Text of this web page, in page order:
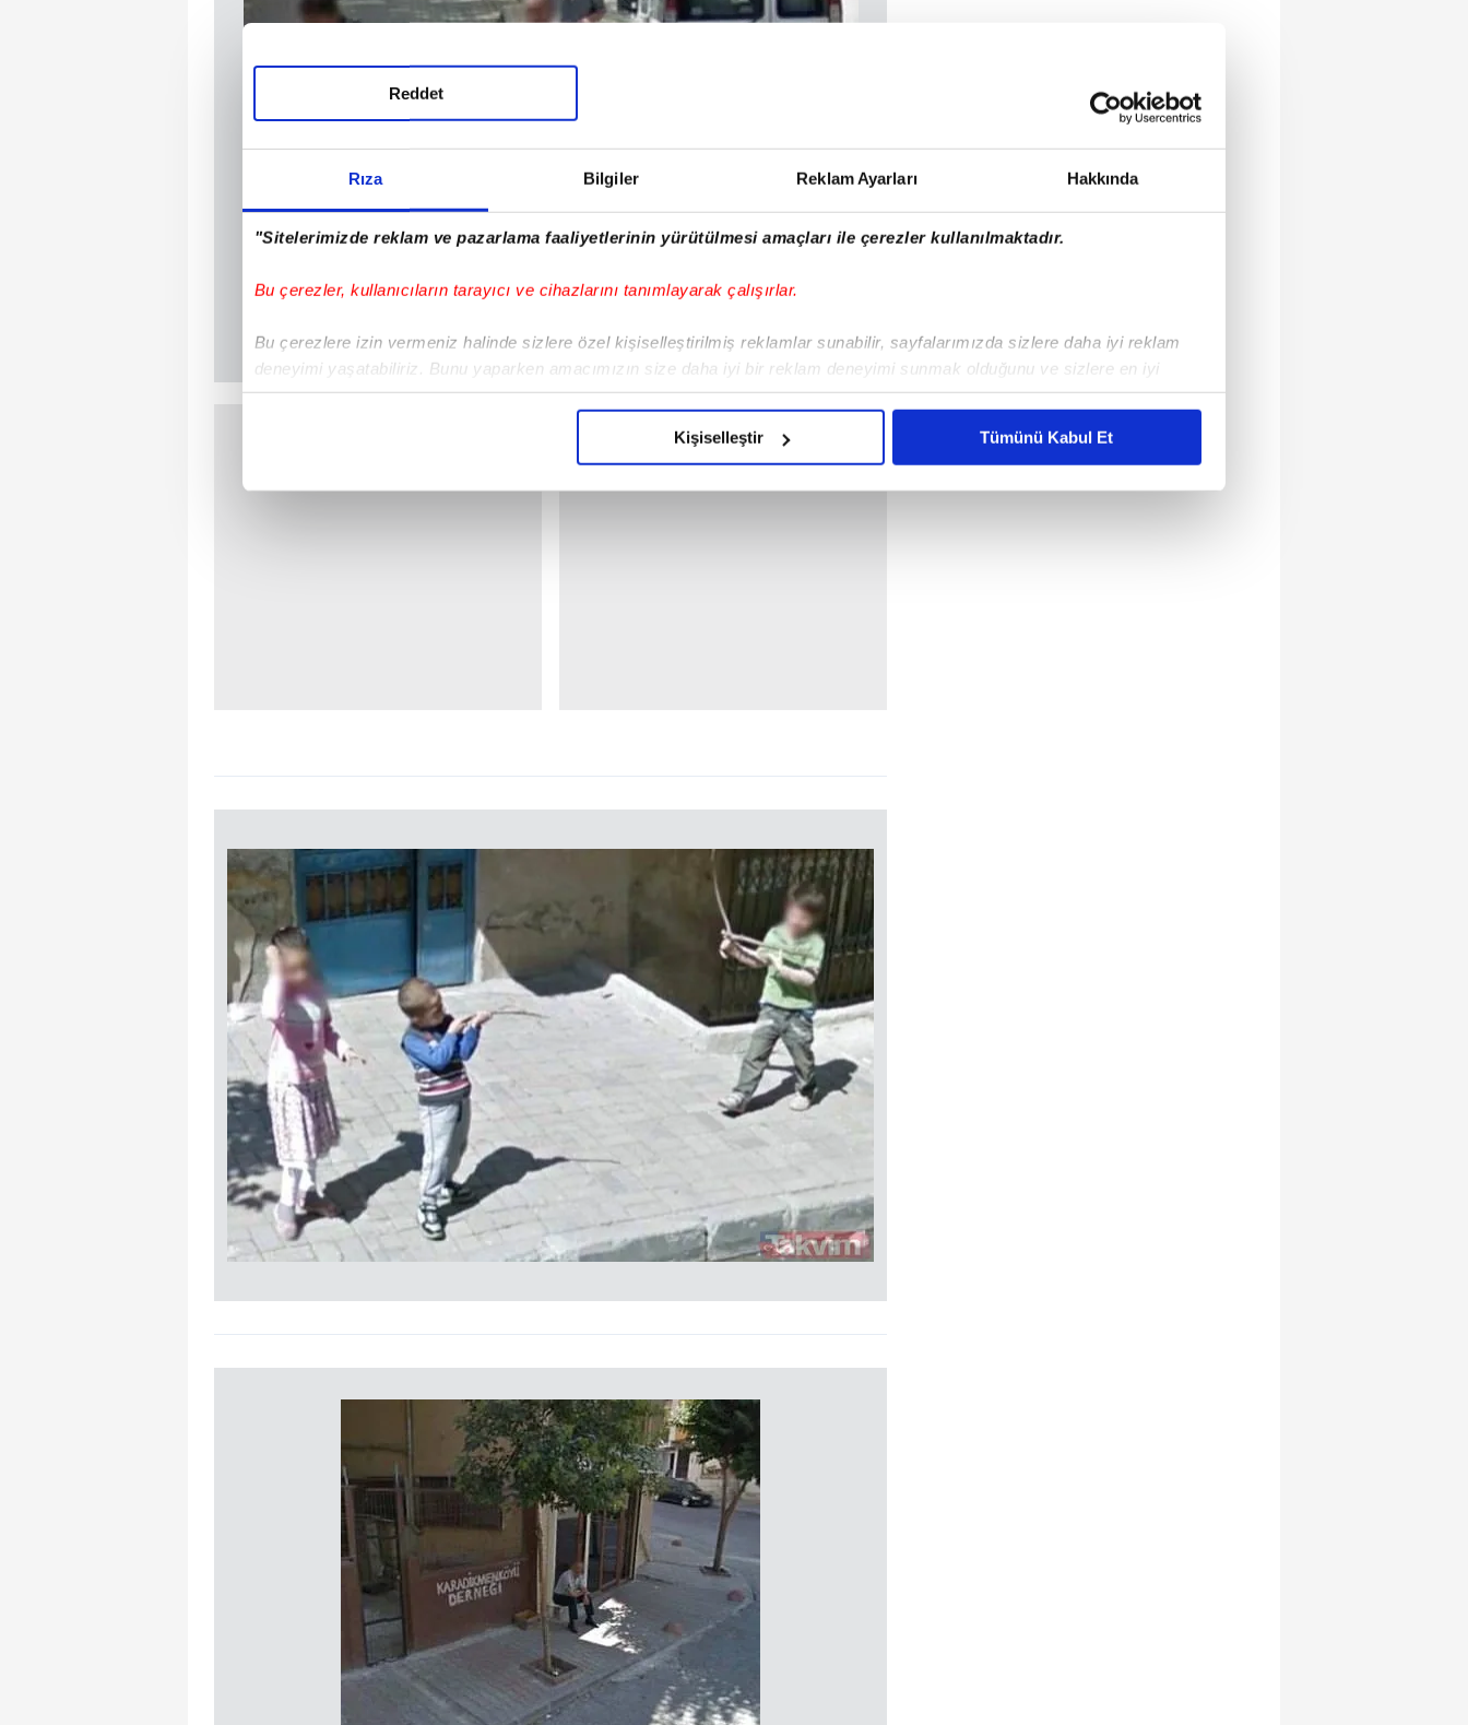
Rıza Bilgiler Reklam Ayarları Hakkında
"Sitelerimizde reklam ve pazarlama faaliyetlerinin yürütülmesi amaçları ile çerezler kullanılmaktadır.
Bu çerezler, kullanıcıların tarayıcı ve cihazlarını tanımlayarak çalışırlar.
Bu çerezlere izin vermeniz halinde sizlere özel kişiselleştirilmiş reklamlar sunabilir, sayfalarımızda sizlere daha iyi reklam
deneyimi yaşatabiliriz. Bunu yaparken amacımızın size daha iyi bir reklam deneyimi sunmak olduğunu ve sizlere en iyi
içerikleri sunabilmek adına elimizden gelen çabayı gösterdiğimizi ve bu noktada, reklamların maliyetlerimizi karşılamak
Reddet
Kişiselleştir Tümünü Kabul Et